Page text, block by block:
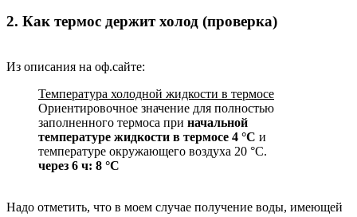
2. Как термос держит холод (проверка)
Из описания на оф.сайте:
Температура холодной жидкости в термосе
Ориентировочное значение для полностью
заполненного термоса при начальной
температуре жидкости в термосе 4 °C и
температуре окружающего воздуха 20 °C.
через 6 ч: 8 °C
Надо отметить, что в моем случае получение воды, имеющей